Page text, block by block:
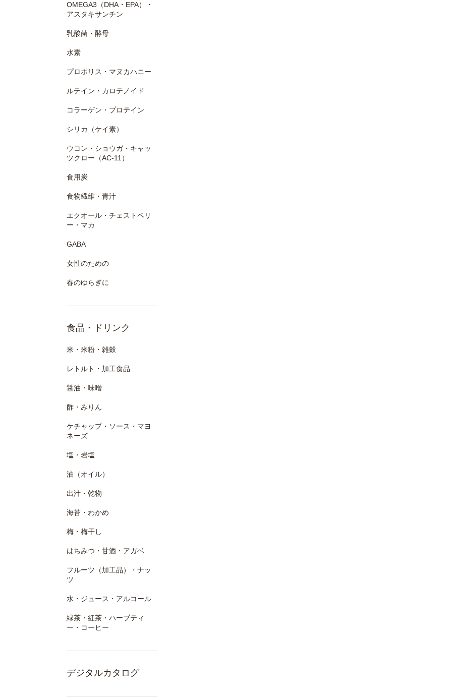
OMEGA3（DHA・EPA）・
アスタキサンチン
乳酸菌・酵母
水素
プロポリス・マヌカハニー
ルテイン・カロテノイド
コラーゲン・プロテイン
シリカ（ケイ素）
ウコン・ショウガ・キャッ
ツクロー（AC-11）
食用炭
食物繊維・青汁
エクオール・チェストベリ
ー・マカ
GABA
女性のための
春のゆらぎに
食品・ドリンク
米・米粉・雑穀
レトルト・加工食品
醤油・味噌
酢・みりん
ケチャップ・ソース・マヨ
ネーズ
塩・岩塩
油（オイル）
出汁・乾物
海苔・わかめ
梅・梅干し
はちみつ・甘酒・アガベ
フルーツ（加工品）・ナッ
ツ
水・ジュース・アルコール
緑茶・紅茶・ハーブティ
ー・コーヒー
デジタルカタログ